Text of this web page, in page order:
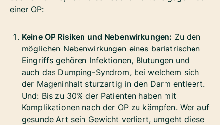
einer OP:
Keine OP Risiken und Nebenwirkungen: Zu den
möglichen Nebenwirkungen eines bariatrischen
Eingriffs gehören Infektionen, Blutungen und
auch das Dumping-Syndrom, bei welchem sich
der Mageninhalt sturzartig in den Darm entleert.
Und: Bis zu 30% der Patienten haben mit
Komplikationen nach der OP zu kämpfen. Wer auf
gesunde Art sein Gewicht verliert, umgeht diese